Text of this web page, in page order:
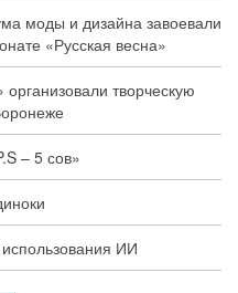
моды и дизайна завоевали
«Русская весна»
творческую
– 5 сов»
ИИ